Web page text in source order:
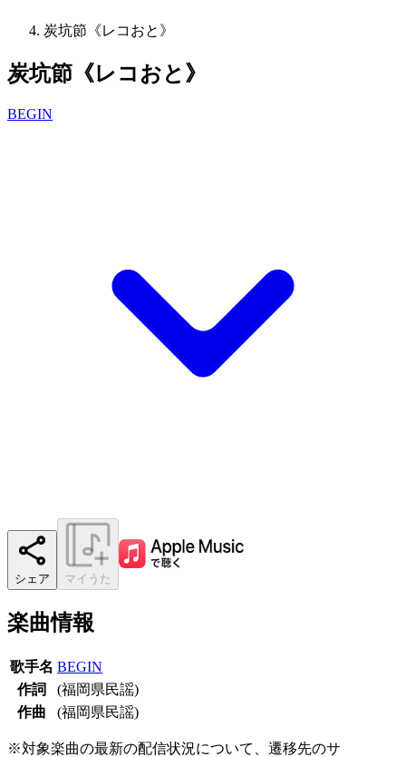
炭坑節《レコおと》
炭坑節《レコおと》
BEGIN
シェア マイうた
楽曲情報
歌手名 BEGIN
作詞
(福岡県民謡)
作曲
(福岡県民謡)
※対象楽曲の最新の配信状況について、遷移先のサ